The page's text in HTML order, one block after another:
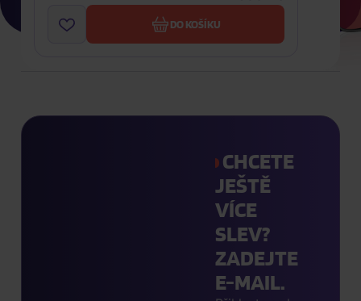
DO KOŠÍKU
CHCETE
JEŠTĚ
VÍCE
SLEV?
ZADEJTE
E-MAIL.